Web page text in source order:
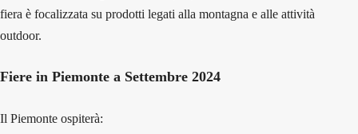
fiera è focalizzata su prodotti legati alla montagna e alle attività
outdoor.
Fiere in Piemonte a Settembre 2024
Il Piemonte ospiterà: